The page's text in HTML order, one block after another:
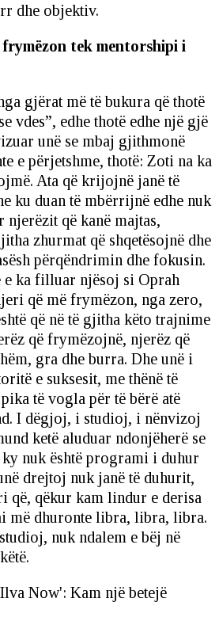
dhe objektiv.
tek mentorshipi i
gjërat më të bukura që thotë
vdes”, edhe thotë edhe një gjë
unë se mbaj gjithmonë
e përjetshme, thotë: Zoti na ka
Ata që krijojnë janë të
ku duan të mbërrijnë edhe nuk
njerëzit që kanë majtas,
zhurmat që shqetësojnë dhe
përqëndrimin dhe fokusin.
e ka filluar njësoj si Oprah
që më frymëzon, nga zero,
që në të gjitha këto trajnime
që frymëzojnë, njerëz që
gra dhe burra. Dhe unë i
e suksesit, me thënë të
të vogla për të bërë atë
I dëgjoj, i studioj, i nënvizoj
ketë aluduar ndonjëherë se
nuk është programi i duhur
drejtoj nuk janë të duhurit,
që, qëkur kam lindur e derisa
më dhuronte libra, libra, libra.
nuk ndalem e bëj në